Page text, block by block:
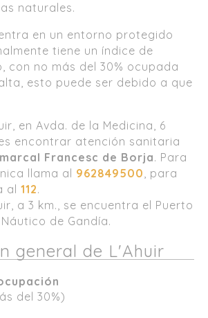
naturales.
en un entorno protegido
tiene un índice de
con no más del 30% ocupada
esto puede ser debido a que
en Avda. de la Medicina, 6
encontrar atención sanitaria
Francesc de Borja. Para
llama al 962849500, para
al 112.
a 3 km., se encuentra el Puerto
de Gandía.
general de L'Ahuir
del 30%)